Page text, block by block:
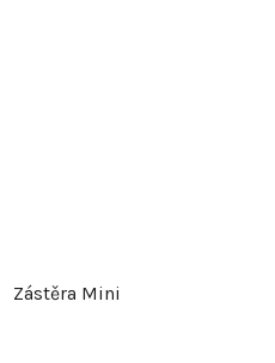
Zástěra Mini